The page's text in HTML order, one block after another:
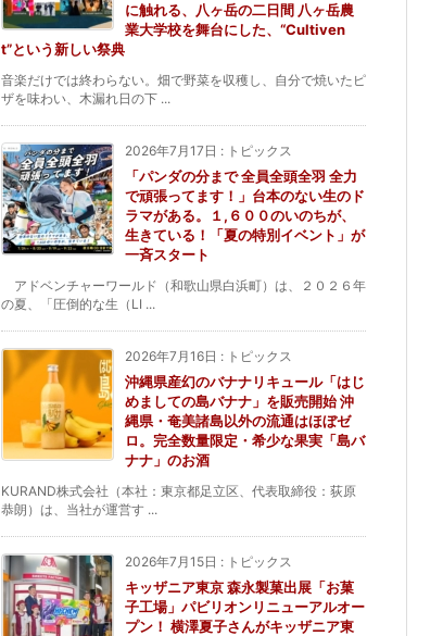
に触れる、八ヶ岳の二日間 八ヶ岳農
業大学校を舞台にした、“Cultiven
t”という新しい祭典
音楽だけでは終わらない。畑で野菜を収穫し、自分で焼いたピ
ザを味わい、木漏れ日の下 ...
2026年7月17日 : トピックス
「パンダの分まで 全員全頭全羽 全力
で頑張ってます！」台本のない生のド
ラマがある。１,６００のいのちが、
生きている！「夏の特別イベント」が
一斉スタート
アドベンチャーワールド（和歌山県白浜町）は、２０２６年
の夏、「圧倒的な生（LI ...
2026年7月16日 : トピックス
沖縄県産幻のバナナリキュール「はじ
めましての島バナナ」を販売開始 沖
縄県・奄美諸島以外の流通はほぼゼ
ロ。完全数量限定・希少な果実「島バ
ナナ」のお酒
KURAND株式会社（本社：東京都足立区、代表取締役：荻原
恭朗）は、当社が運営す ...
2026年7月15日 : トピックス
キッザニア東京 森永製菓出展「お菓
子工場」パビリオンリニューアルオー
プン！ 横澤夏子さんがキッザニア東